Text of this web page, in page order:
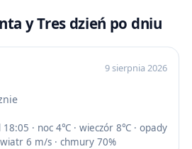
y Tres dzień po dniu
9 sierpnia 2026
18:05 · noc 4℃ · wieczór 8℃ · opady
6 m/s · chmury 70%